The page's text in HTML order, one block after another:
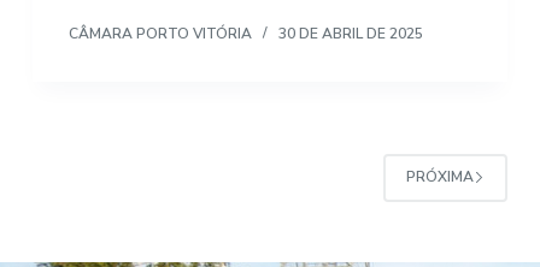
CÂMARA PORTO VITÓRIA 30 DE ABRIL DE 2025
PRÓXIMA